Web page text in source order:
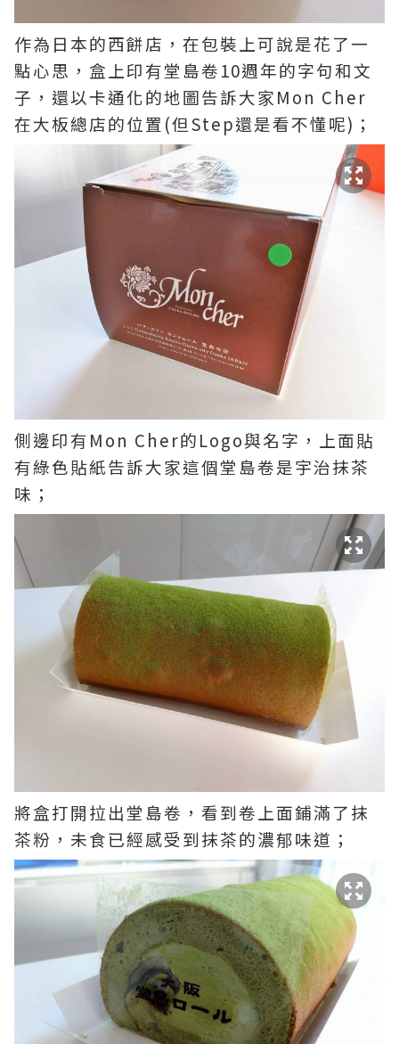
作為日本的西餅店，在包裝上可說是花了一
點心思，盒上印有堂島卷10週年的字句和文
子，還以卡通化的地圖告訴大家Mon Cher
在大板總店的位置(但Step還是看不懂呢)；
側邊印有Mon Cher的Logo與名字，上面貼
有綠色貼紙告訴大家這個堂島卷是宇治抹茶
味；
將盒打開拉出堂島卷，看到卷上面鋪滿了抹
茶粉，未食已經感受到抹茶的濃郁味道；